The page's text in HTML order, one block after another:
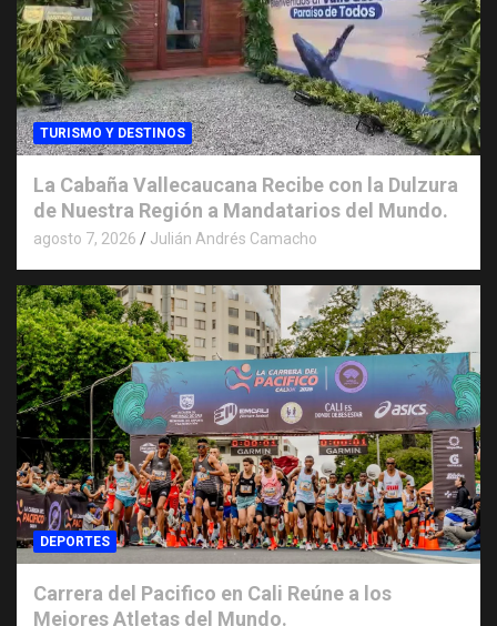
TURISMO Y DESTINOS
La Cabaña Vallecaucana Recibe con la Dulzura
de Nuestra Región a Mandatarios del Mundo.
agosto 7, 2026 Julián Andrés Camacho
DEPORTES
Carrera del Pacifico en Cali Reúne a los
Mejores Atletas del Mundo.